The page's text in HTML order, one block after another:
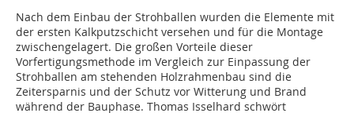
Nach dem Einbau der Strohballen wurden die Elemente mit
der ersten Kalkputzschicht versehen und für die Montage
zwischengelagert. Die großen Vorteile dieser
Vorfertigungsmethode im Vergleich zur Einpassung der
Strohballen am stehenden Holzrahmenbau sind die
Zeitersparnis und der Schutz vor Witterung und Brand
während der Bauphase. Thomas Isselhard schwört